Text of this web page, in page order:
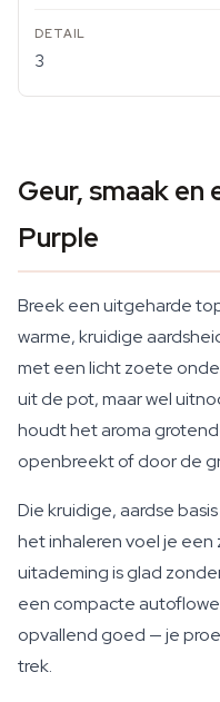
3
Geur, smaak
Purple
Breek een uitgeharde
warme, kruidige
met een licht zoete
uit de pot, maar wel
houdt het aroma
openbreekt of door de
Die kruidige, aardse
het inhaleren voel je
uitademing is glad
een compacte
opvallend goed — je
trek.